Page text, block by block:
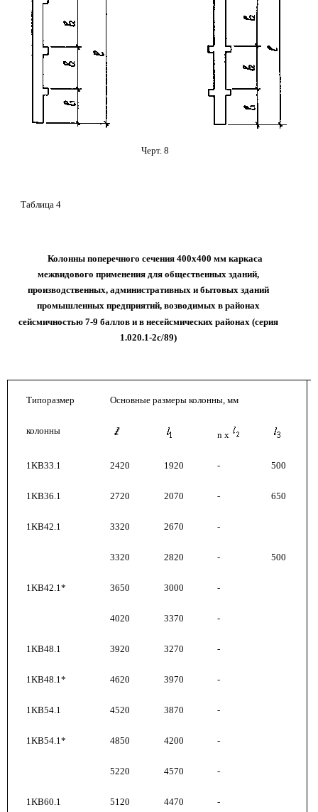
Черт. 8
Таблица 4
Колонны поперечного сечения 400х400 мм каркаса
межвидового применения для общественных зданий,
производственных, административных и бытовых зданий
промышленных предприятий, возводимых в районах
сейсмичностью 7-9 баллов и в несейсмических районах (серия
1.020.1-2с/89)
Типоразмер Основные размеры колонны, мм
колонны n x
1KB33.1 2420 1920 - 500
1KB36.1 2720 2070 - 650
1KB42.1 3320 2670 -
3320 2820 - 500
1KB42.1* 3650 3000 -
4020 3370 -
1KB48.1 3920 3270 -
1KB48.1* 4620 3970 -
1KB54.1 4520 3870 -
1KB54.1* 4850 4200 -
5220 4570 -
1KB60.1 5120 4470 -